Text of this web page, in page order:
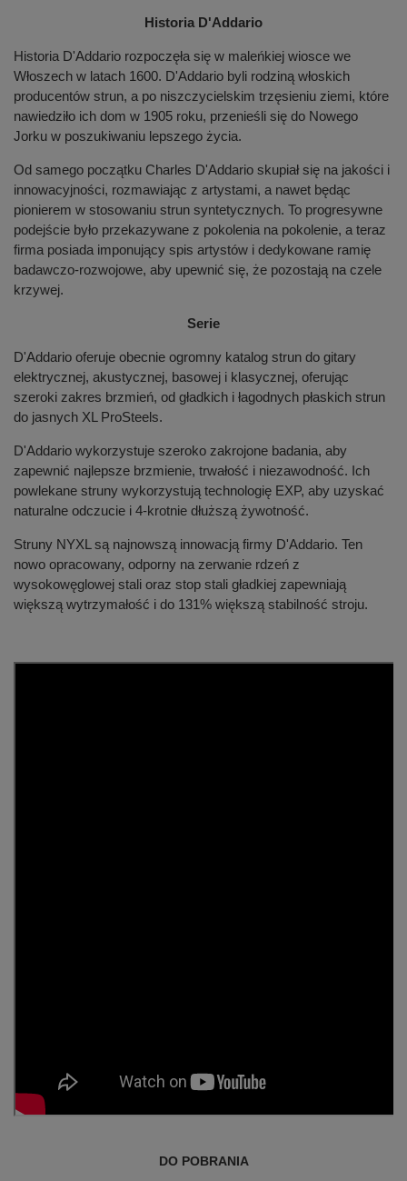
Historia D'Addario
Historia D'Addario rozpoczęła się w maleńkiej wiosce we
Włoszech w latach 1600. D'Addario byli rodziną włoskich
producentów strun, a po niszczycielskim trzęsieniu ziemi, które
nawiedziło ich dom w 1905 roku, przenieśli się do Nowego
Jorku w poszukiwaniu lepszego życia.
Od samego początku Charles D'Addario skupiał się na jakości i
innowacyjności, rozmawiając z artystami, a nawet będąc
pionierem w stosowaniu strun syntetycznych. To progresywne
podejście było przekazywane z pokolenia na pokolenie, a teraz
firma posiada imponujący spis artystów i dedykowane ramię
badawczo-rozwojowe, aby upewnić się, że pozostają na czele
krzywej.
Serie
D'Addario oferuje obecnie ogromny katalog strun do gitary
elektrycznej, akustycznej, basowej i klasycznej, oferując
szeroki zakres brzmień, od gładkich i łagodnych płaskich strun
do jasnych XL ProSteels.
D'Addario wykorzystuje szeroko zakrojone badania, aby
zapewnić najlepsze brzmienie, trwałość i niezawodność. Ich
powlekane struny wykorzystują technologię EXP, aby uzyskać
naturalne odczucie i 4-krotnie dłuższą żywotność.
Struny NYXL są najnowszą innowacją firmy D'Addario. Ten
nowo opracowany, odporny na zerwanie rdzeń z
wysokowęglowej stali oraz stop stali gładkiej zapewniają
większą wytrzymałość i do 131% większą stabilność stroju.
DO POBRANIA